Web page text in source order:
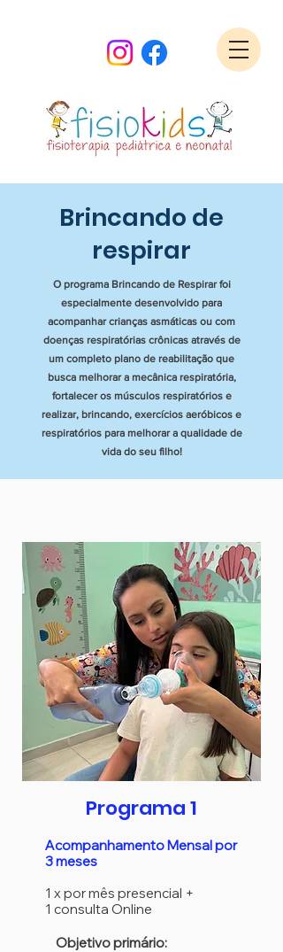
Brincando de
respirar
O programa Brincando de Respirar foi
especialmente desenvolvido para
acompanhar crianças asmáticas ou com
doenças respiratórias crônicas através de
um completo plano de reabilitação que
busca melhorar a mecânica respiratória,
fortalecer os músculos respiratórios e
realizar, brincando, exercícios aeróbicos e
respiratórios para melhorar a qualidade de
vida do seu filho!
Programa 1
Acompanhamento Mensal por
3 meses
1 x por mês presencial +
1 consulta Online
Objetivo primário: